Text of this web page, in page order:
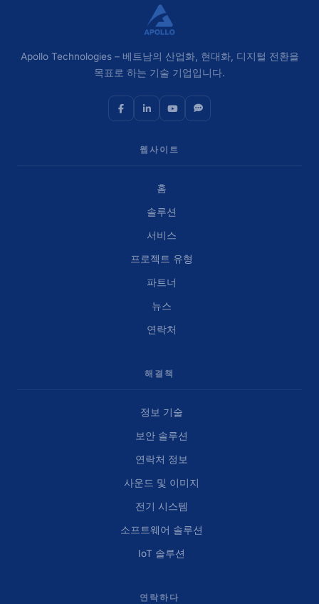
Apollo Technologies – 베트남의 산업화, 현대화, 디지털 전환을
목표로 하는 기술 기업입니다.
웹사이트
홈
솔루션
서비스
프로젝트 유형
파트너
뉴스
연락처
해결책
정보 기술
보안 솔루션
연락처 정보
사운드 및 이미지
전기 시스템
소프트웨어 솔루션
IoT 솔루션
연락하다